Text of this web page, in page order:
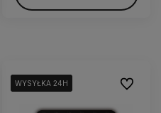
WYSYŁKA 24H
WYSYŁKA 24H
WYSYŁKA 24H
WYSYŁKA 24H Do